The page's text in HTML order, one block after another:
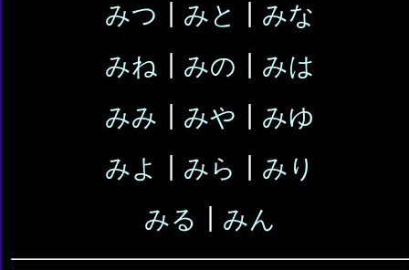
みつ
みと
みな
みね
みの
みは
みみ
みや
みゆ
みよ
みら
みり
みる
みん